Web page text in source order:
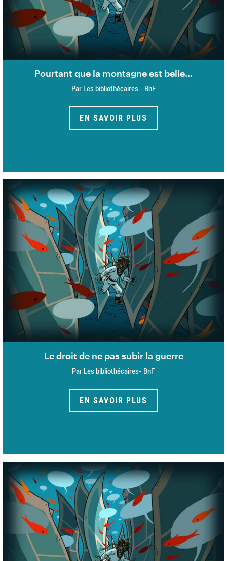
Pourtant que la montagne est belle...
Par Les bibliothécaires - BnF
EN SAVOIR PLUS
Le droit de ne pas subir la guerre
Par Les bibliothécaires- BnF
EN SAVOIR PLUS